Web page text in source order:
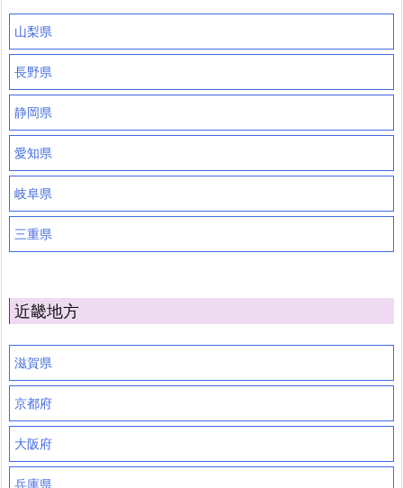
山梨県
長野県
静岡県
愛知県
岐阜県
三重県
近畿地方
滋賀県
京都府
大阪府
兵庫県